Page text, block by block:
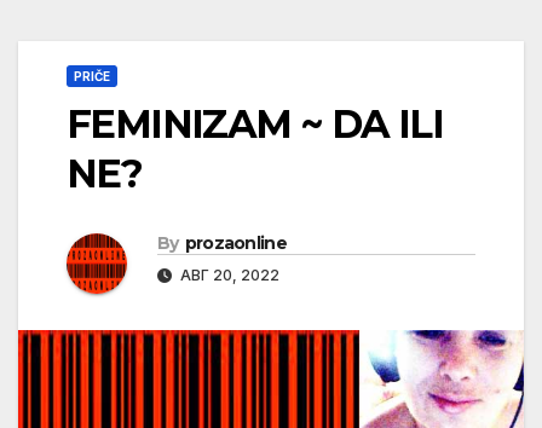
PRIČE
FEMINIZAM ~ DA ILI
NE?
By prozaonline
АВГ 20, 2022